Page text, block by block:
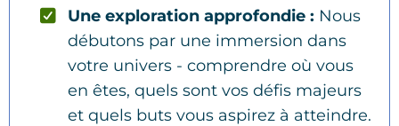
Une exploration approfondie : Nous
débutons par une immersion dans
votre univers - comprendre où vous
en êtes, quels sont vos défis majeurs
et quels buts vous aspirez à atteindre.